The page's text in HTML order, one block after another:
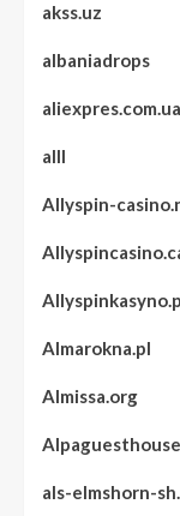
akss.uz
albaniadrops
aliexpres.com.ua
alll
Allyspin-
Almarokna.pl
Almissa.org
als-elmshorn-